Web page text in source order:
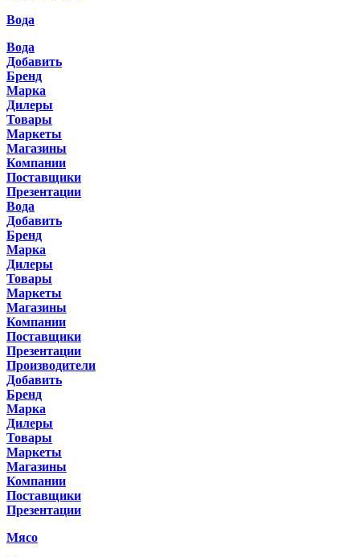
Вода
Вода
Добавить
Бренд
Марка
Дилеры
Товары
Маркеты
Магазины
Компании
Поставщики
Презентации
Вода
Добавить
Бренд
Марка
Дилеры
Товары
Маркеты
Магазины
Компании
Поставщики
Презентации
Производители
Добавить
Бренд
Марка
Дилеры
Товары
Маркеты
Магазины
Компании
Поставщики
Презентации
Мясо